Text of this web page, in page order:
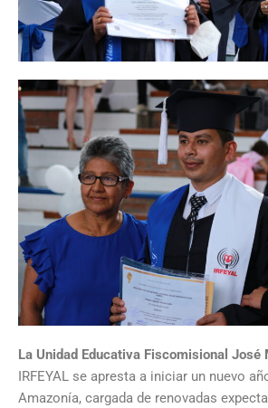
La Unidad Educativa Fiscomisional José
IRFEYAL se apresta a iniciar un nuevo
Amazonía, cargada de renovadas